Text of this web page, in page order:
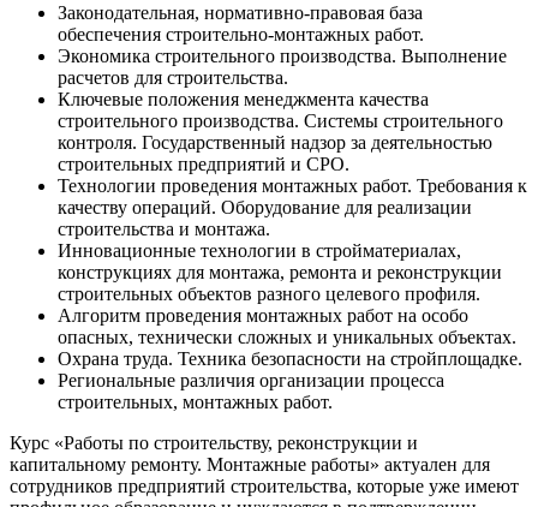
Законодательная, нормативно-правовая база
обеспечения строительно-монтажных работ.
Экономика строительного производства. Выполнение
расчетов для строительства.
Ключевые положения менеджмента качества
строительного производства. Системы строительного
контроля. Государственный надзор за деятельностью
строительных предприятий и СРО.
Технологии проведения монтажных работ. Требования к
качеству операций. Оборудование для реализации
строительства и монтажа.
Инновационные технологии в стройматериалах,
конструкциях для монтажа, ремонта и реконструкции
строительных объектов разного целевого профиля.
Алгоритм проведения монтажных работ на особо
опасных, технически сложных и уникальных объектах.
Охрана труда. Техника безопасности на стройплощадке.
Региональные различия организации процесса
строительных, монтажных работ.
Курс «Работы по строительству, реконструкции и
капитальному ремонту. Монтажные работы» актуален для
сотрудников предприятий строительства, которые уже имеют